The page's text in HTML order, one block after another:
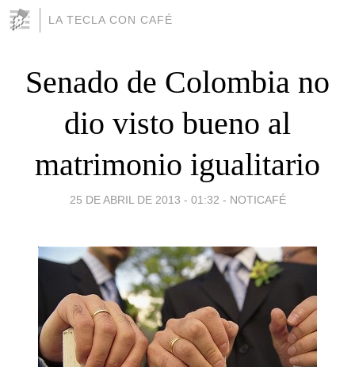
LA TECLA CON CAFÉ
Senado de Colombia no
dio visto bueno al
matrimonio igualitario
25 DE ABRIL DE 2013 - 01:32 - NOTICAFÉ